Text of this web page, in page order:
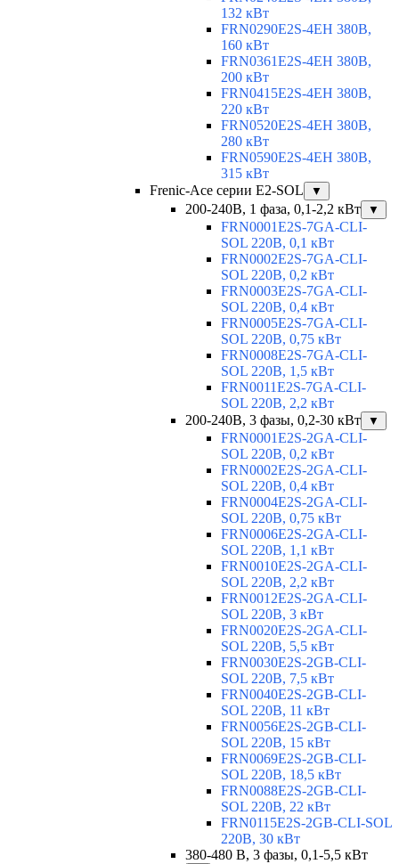
132 кВт
FRN0290E2S-4EH 380В,
160 кВт
FRN0361E2S-4EH 380В,
200 кВт
FRN0415E2S-4EH 380В,
220 кВт
FRN0520E2S-4EH 380В,
280 кВт
FRN0590E2S-4EH 380В,
315 кВт
Frenic-Ace серии E2-SOL
▼
200-240В, 1 фаза, 0,1-2,2 кВт ▼
FRN0001E2S-7GA-CLI-
SOL 220В, 0,1 кВт
FRN0002E2S-7GA-CLI-
SOL 220В, 0,2 кВт
FRN0003E2S-7GA-CLI-
SOL 220В, 0,4 кВт
FRN0005E2S-7GA-CLI-
SOL 220В, 0,75 кВт
FRN0008E2S-7GA-CLI-
SOL 220В, 1,5 кВт
FRN0011E2S-7GA-CLI-
SOL 220В, 2,2 кВт
200-240В, 3 фазы, 0,2-30 кВт
▼
FRN0001E2S-2GA-CLI-
SOL 220В, 0,2 кВт
FRN0002E2S-2GA-CLI-
SOL 220В, 0,4 кВт
FRN0004E2S-2GA-CLI-
SOL 220В, 0,75 кВт
FRN0006E2S-2GA-CLI-
SOL 220В, 1,1 кВт
FRN0010E2S-2GA-CLI-
SOL 220В, 2,2 кВт
FRN0012E2S-2GA-CLI-
SOL 220В, 3 кВт
FRN0020E2S-2GA-CLI-
SOL 220В, 5,5 кВт
FRN0030E2S-2GB-CLI-
SOL 220В, 7,5 кВт
FRN0040E2S-2GB-CLI-
SOL 220В, 11 кВт
FRN0056E2S-2GB-CLI-
SOL 220В, 15 кВт
FRN0069E2S-2GB-CLI-
SOL 220В, 18,5 кВт
FRN0088E2S-2GB-CLI-
SOL 220В, 22 кВт
FRN0115E2S-2GB-CLI-SOL
220В, 30 кВт
380-480 В, 3 фазы, 0,1-5,5 кВт